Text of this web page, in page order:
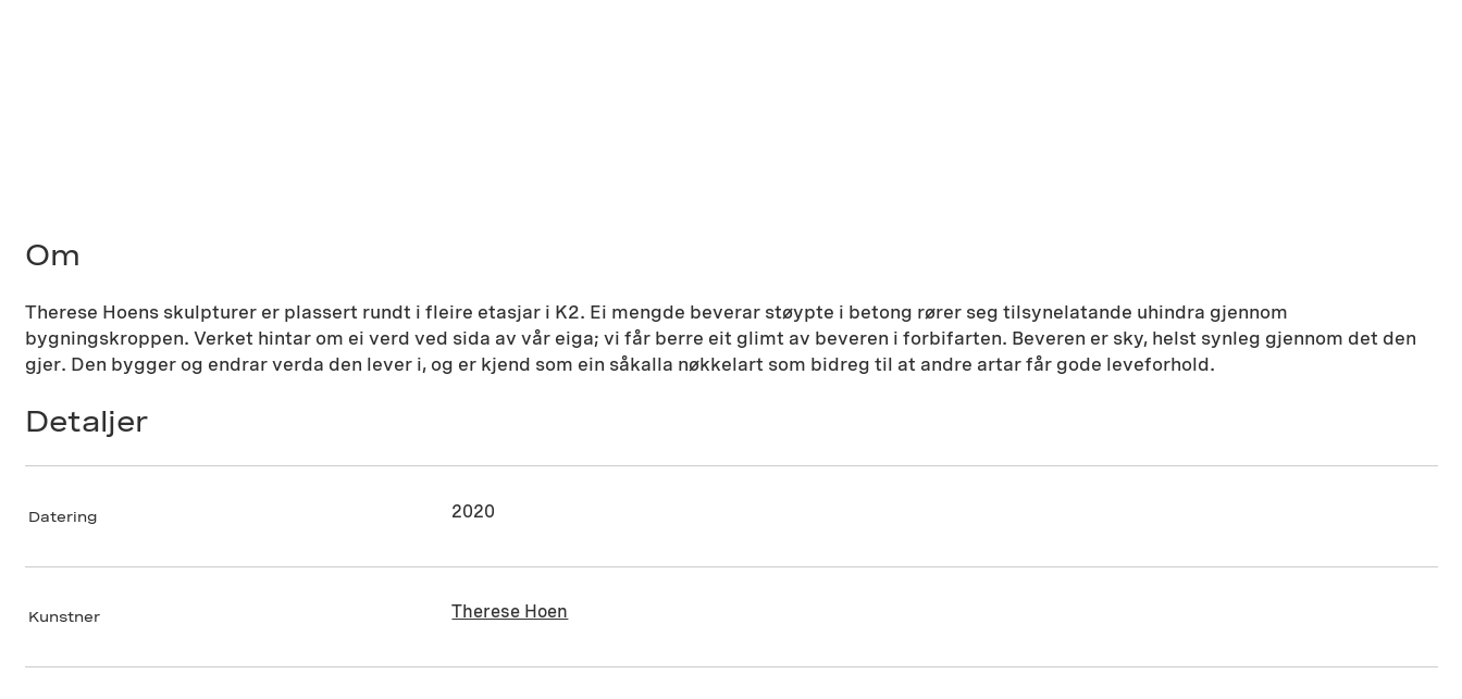
Om
Therese Hoens skulpturer er plassert rundt i fleire etasjar i K2. Ei mengde beverar støypte i betong rører seg tilsynelatande uhindra gjennom
bygningskroppen. Verket hintar om ei verd ved sida av vår eiga; vi får berre eit glimt av beveren i forbifarten. Beveren er sky, helst synleg gjennom det den
gjer. Den bygger og endrar verda den lever i, og er kjend som ein såkalla nøkkelart som bidreg til at andre artar får gode leveforhold.
Detaljer
Datering 2020
Kunstner Therese Hoen